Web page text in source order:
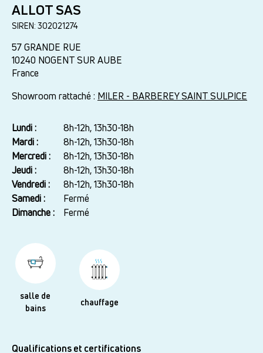
ALLOT SAS
SIREN: 302021274
57 GRANDE RUE
10240 NOGENT SUR AUBE
France
Showroom rattaché : MILER - BARBEREY SAINT SULPICE
Jour
Plage
horaire
Lundi :
8h-12h, 13h30-18h
Mardi :
8h-12h, 13h30-18h
Mercredi :
8h-12h, 13h30-18h
Jeudi :
8h-12h, 13h30-18h
Vendredi :
8h-12h, 13h30-18h
Samedi :
Fermé
Dimanche :
Fermé
salle de
bains
chauffage
Qualifications et certifications